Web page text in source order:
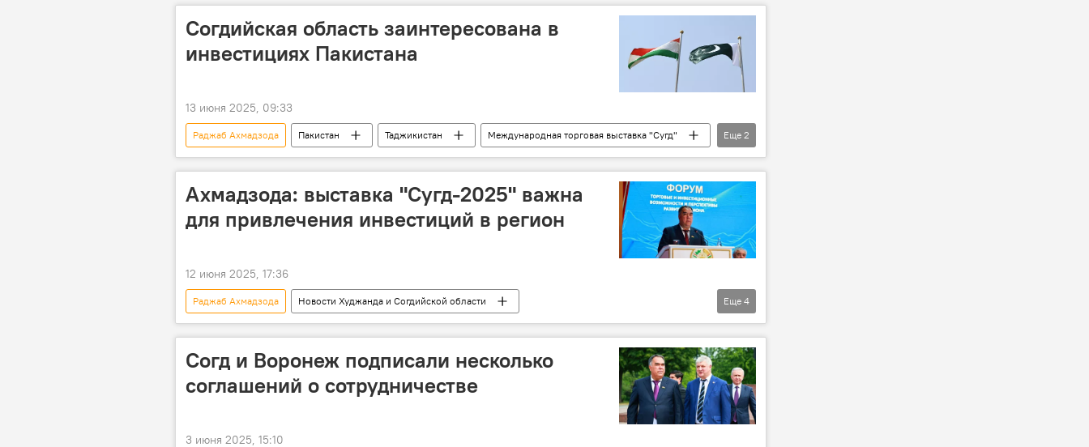
Согдийская область заинтересована в
инвестициях Пакистана
13 июня 2025, 09:33
Раджаб Ахмадзода Пакистан Таджикистан
Международная торговая выставка "Сугд"
инвестиции
Экономика
Еще 2
Ахмадзода: выставка "Сугд-2025" важна
для привлечения инвестиций в регион
12 июня 2025, 17:36
Раджаб Ахмадзода
Новости Худжанда и Согдийской области
Международная торговая выставка "Сугд"
Таджикистан инвестиции Экономика
Еще 4
Согд и Воронеж подписали несколько
соглашений о сотрудничестве
3 июня 2025, 15:10